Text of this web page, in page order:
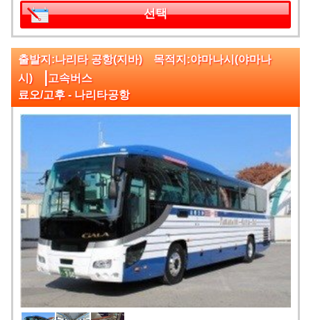
선택
출발지:나리타 공항(지바) 목적지:야마나시(야마나
시) |고속버스
료오/고후 - 나리타공항